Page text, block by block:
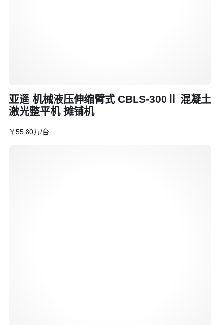
亚遥 机械液压伸缩臂式 CBLS-300Ⅱ 混凝土
激光整平机 摊铺机
￥55 .80万/台